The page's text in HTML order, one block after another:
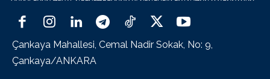
Çankaya Mahallesi, Cemal Nadir Sokak, No: 9,
Çankaya/ANKARA